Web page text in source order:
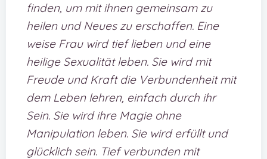
finden, um mit ihnen gemeinsam zu
heilen und Neues zu erschaffen. Eine
weise Frau wird tief lieben und eine
heilige Sexualität leben. Sie wird mit
Freude und Kraft die Verbundenheit mit
dem Leben lehren, einfach durch ihr
Sein. Sie wird ihre Magie ohne
Manipulation leben. Sie wird erfüllt und
glücklich sein. Tief verbunden mit